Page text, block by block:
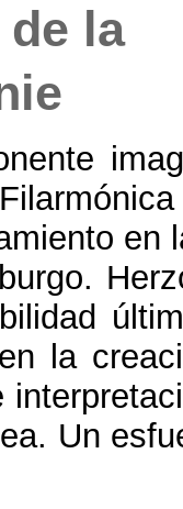
la
en
.
la
. Un